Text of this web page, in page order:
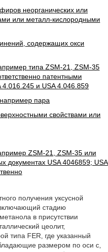
неорганических или
или металл-кислородными
содержащих окси
типа ZSM-21, ZSM-35
патентными
4.016.245 и USA 4.046.859
пара
свойствами или
ZSM-21, ZSM-35 или
документах USA 4046859; USA
получения уксусной
стадию
в присутствии
цеолит,
типа FER, где указанный
размером по оси с,